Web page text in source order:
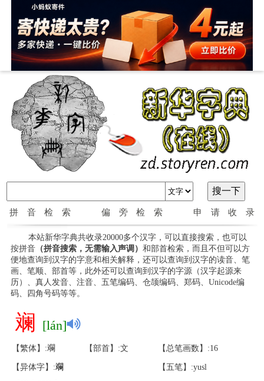
拼音检索 偏旁检索 申请收录
本站新华字典共收录20000多个汉字，可以直接搜索，也可以
按拼音（拼音搜索，无需输入声调） 和部首检索，而且不但可以方
便地查询到汉字的字意和相关解释，还可以查询到汉字的读音、笔
画、笔顺、部首等，此外还可以查询到汉字的字源（汉字起源来
历）、真人发音、注音、五笔编码、仓颉编码、郑码、Unicode编
码、四角号码等等。
斓 [lán]
【繁体】:斕 【部首】:文 【总笔画数】:16
【异体字】:斕 【五笔】:yusl